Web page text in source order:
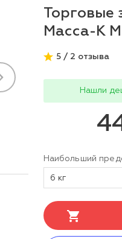
Торговые
Масса-К
5 / 2 отзыва
Нашли
Наибольший
6 кг